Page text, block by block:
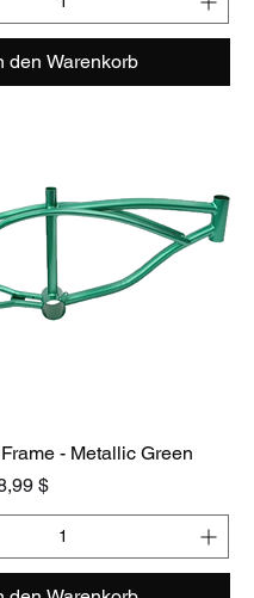
den Warenkorb
- Metallic Green
Preis
$